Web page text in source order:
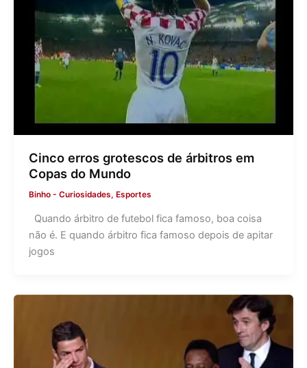
Cinco erros grotescos de árbitros em
Copas do Mundo
Binho - Curiosidades, Esportes
Quando árbitro de futebol fica famoso, boa coisa
não é. E quando árbitro fica famoso depois de apitar
jogos